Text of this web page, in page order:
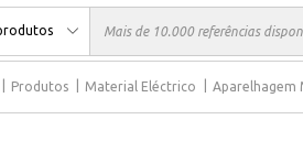
Produtos Material Eléctrico Aparelhagem